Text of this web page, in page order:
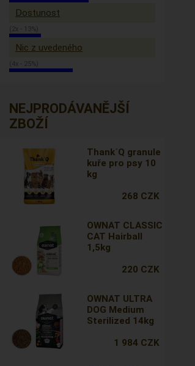
Dostunost
(2x - 13%)
Nic z uvedeného
(4x - 25%)
NEJPRODÁVANĚJŠÍ
ZBOŽÍ
Thank´Q granule
kuře pro psy 10
kg
268 CZK
OWNAT CLASSIC
CAT Hairball
1,5kg
220 CZK
OWNAT ULTRA
DOG Medium
Sterilized 14kg
1 984 CZK